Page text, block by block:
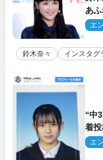
あ
集を
エ
鈴木奈々 インスタグ
“中
着
絶賛
エ